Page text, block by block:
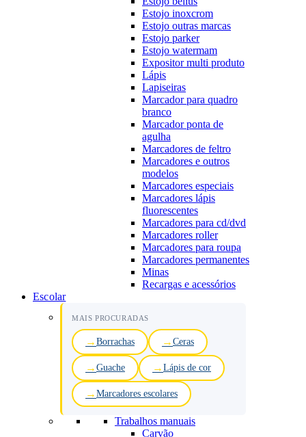
Estojo inoxcrom
Estojo outras marcas
Estojo parker
Estojo watermam
Expositor multi produto
Lápis
Lapiseiras
Marcador para quadro
branco
Marcador ponta de
agulha
Marcadores de feltro
Marcadores e outros
modelos
Marcadores especiais
Marcadores lápis
fluorescentes
Marcadores para cd/dvd
Marcadores roller
Marcadores para roupa
Marcadores permanentes
Minas
Recargas e acessórios
Escolar
MAIS PROCURADAS
Borrachas Ceras
Guache Lápis de cor
Marcadores escolares
Trabalhos manuais
Carvão